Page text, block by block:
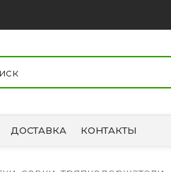
ДОСТАВКА КОНТАКТЫ